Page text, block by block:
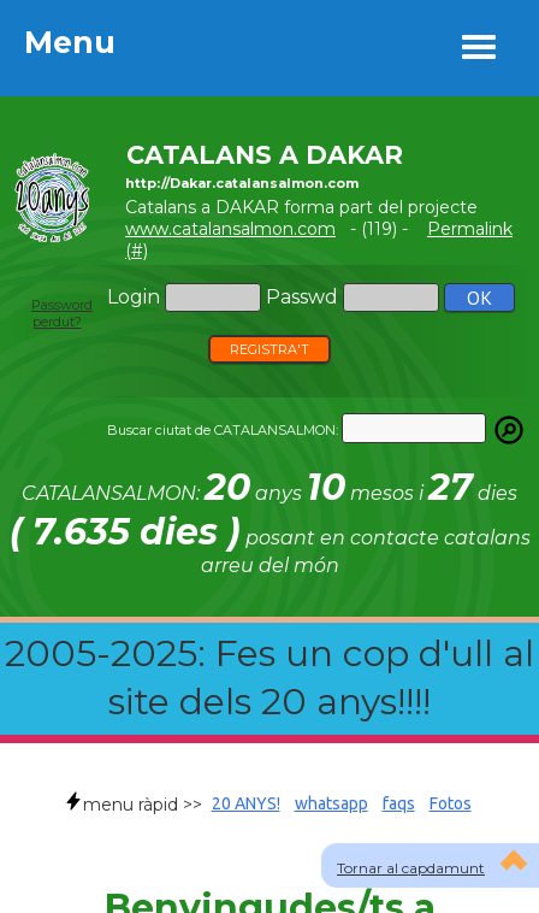
Menu
CATALANS A DAKAR
http://Dakar.catalansalmon.com
Catalans a DAKAR forma part del projecte
www.catalansalmon.com - (119) -
Permalink
(#)
Login Passwd
Password
perdut?
REGISTRA'T
Buscar ciutat de CATALANSALMON:
CATALANSALMON:20 anys 10 mesos i27 dies
( 7.635 dies ) posant en contacte catalans
arreu del món
2005-2025: Fes un cop d'ull al
site dels 20 anys!!!!
Menu
Tornar al capdamunt
menu ràpid >> 20 ANYS! whatsapp faqs Fotos